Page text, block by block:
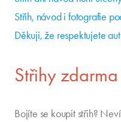
Střih, návod i fotografie
Děkuji, že respektujete
Střihy zdarma
Bojíte se koupit střih?